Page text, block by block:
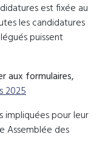
est fixée au
les candidatures
puissent
aux formulaires,
2025
impliquées pour leur
Assemblée des